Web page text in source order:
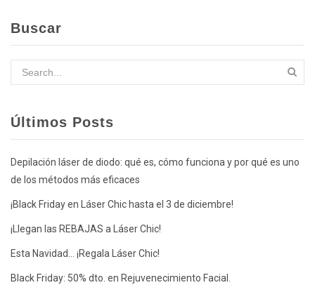
Buscar
Últimos Posts
Depilación láser de diodo: qué es, cómo funciona y por qué es uno
de los métodos más eficaces
¡Black Friday en Láser Chic hasta el 3 de diciembre!
¡Llegan las REBAJAS a Láser Chic!
Esta Navidad… ¡Regala Láser Chic!
Black Friday: 50% dto. en Rejuvenecimiento Facial.